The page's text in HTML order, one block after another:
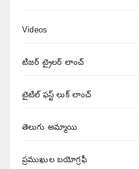
Videos
టిజర్ ట్రైలర్ లాంచ్
టైటిల్ ఫస్ట్ లుక్ లాంచ్
తెలుగు అమ్మాయి
ప్రముఖుల బయోగ్రఫీ